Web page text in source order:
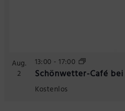
Aug.
2
13:00 -17:00
Schönwetter-Café
Kostenlos